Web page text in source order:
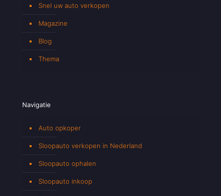
Snel uw auto verkopen
Magazine
Blog
Thema
Navigatie
Auto opkoper
Sloopauto verkopen in Nederland
Sloopauto ophalen
Sloopauto inkoop